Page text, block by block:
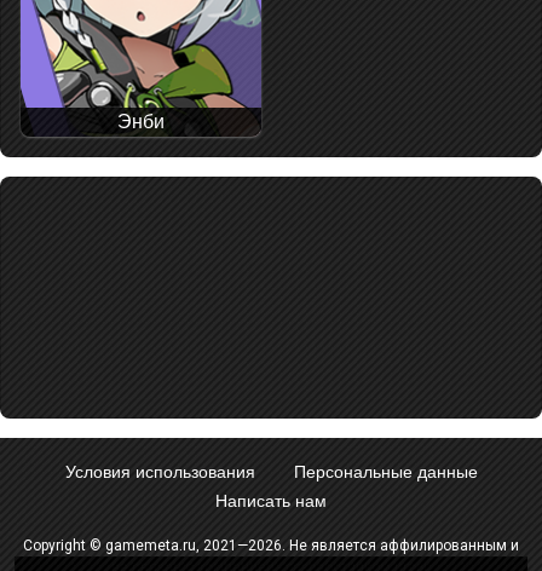
Энби
Условия использования
Персональные данные
Написать нам
Copyright © gamemeta.ru, 2021—2026. Не является аффилированным и